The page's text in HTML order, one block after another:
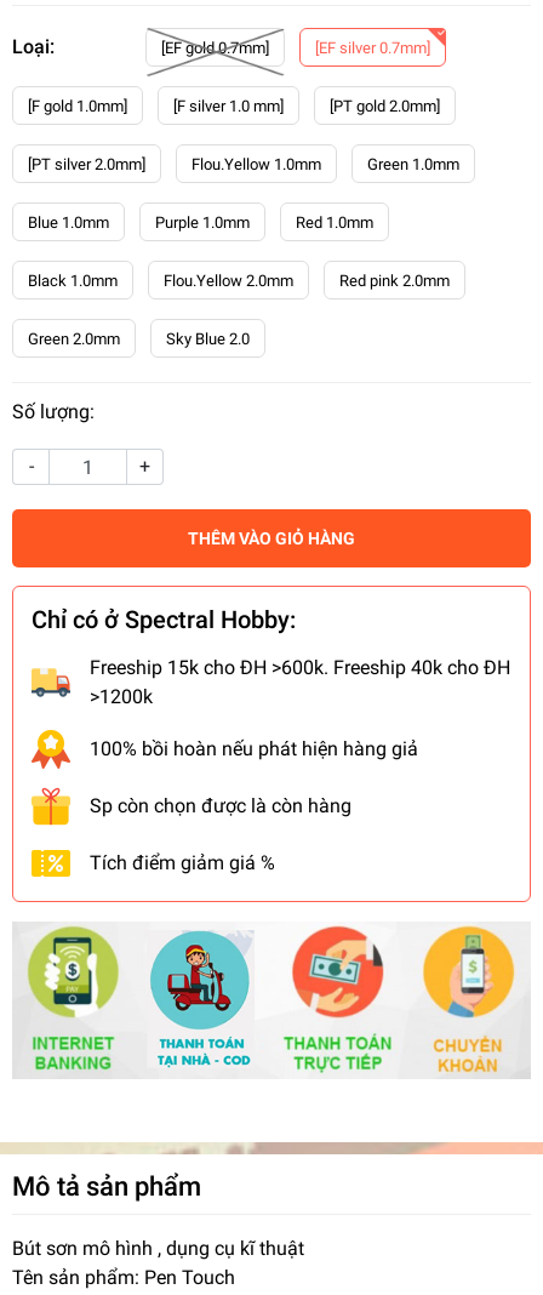
Loại: [EF gold 0.7mm] [EF silver 0.7mm]
[F gold 1.0mm] [F silver 1.0 mm] [PT gold 2.0mm]
[PT silver 2.0mm] Flou.Yellow 1.0mm Green 1.0mm
Blue 1.0mm Purple 1.0mm Red 1.0mm
Black 1.0mm Flou.Yellow 2.0mm Red pink 2.0mm
Green 2.0mm Sky Blue 2.0
Số lượng:
- +
THÊM VÀO GIỎ HÀNG
Chỉ có ở Spectral Hobby:
Freeship 15k cho ĐH >600k. Freeship 40k cho ĐH
>1200k
100% bồi hoàn nếu phát hiện hàng giả
Sp còn chọn được là còn hàng
Tích điểm giảm giá %
Mô tả sản phẩm
Bút sơn mô hình , dụng cụ kĩ thuật
Tên sản phẩm: Pen Touch